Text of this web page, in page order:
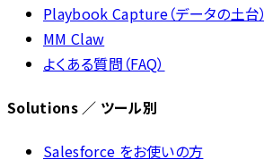
Playbook Capture（データの土台）
MM Claw
よくある質問（FAQ）
Solutions ／ ツール別
Salesforce をお使いの方